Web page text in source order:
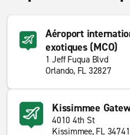
Aéroport
exotiques (MCO)
1 Jeff Fuqua Blvd
Orlando, FL 32827
Kissimmee
4010 4th St
Kissimmee, FL 34741